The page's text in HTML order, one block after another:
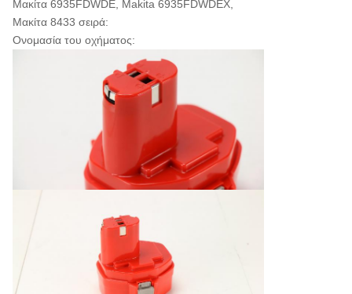
Μακίτα 6935FDWDE, Makita 6935FDWDEX,
Μακίτα 8433 σειρά:
Ονομασία του οχήματος: